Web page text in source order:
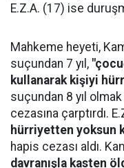
E.Z.A. (17) ise
Mahkeme heyeti,
suçundan 7 yıl,
kullanarak kişiyi
suçundan 8 yıl
cezasına çarptırdı.
hürriyetten yoksun
hapis cezası aldı.
davranışla kasten